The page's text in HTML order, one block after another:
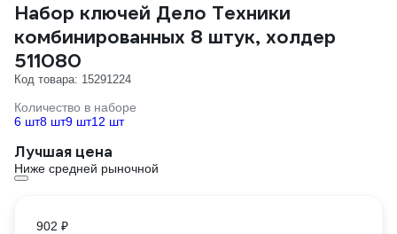
Набор ключей Дело Техники
комбинированных 8 штук, холдер
511080
Код товара: 15291224
Количество в наборе
6 шт8 шт9 шт12 шт
Лучшая цена
Ниже средней рыночной
902 ₽